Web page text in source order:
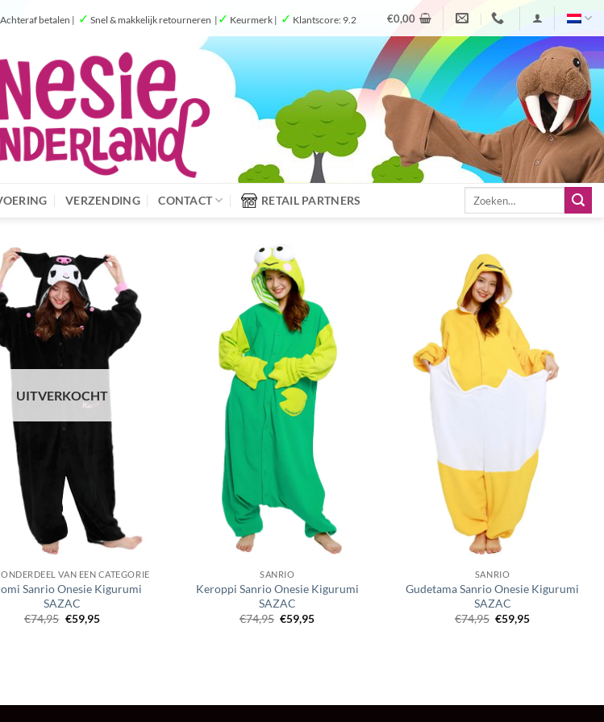
Achteraf betalen | ✓ Snel & makkelijk retourneren | ✓ Keurmerk | ✓ Klantscore: 9.2 €0,00
VERZENDING CONTACT RETAIL PARTNERS
UITVERKOCHT
VAN EEN CATEGORIE
Sanrio Onesie Kigurumi
SAZAC
€74,95 Oorspronkelijke
prijs
€59,95Huidige
SANRIO
Keroppi Sanrio Onesie Kigurumi
SAZAC
€74,95 Oorspronkelijke
prijs
€59,95Huidige
SANRIO
Gudetama Sanrio Onesie Kigurumi
SAZAC
€74,95 Oorspronkelijke
prijs
€59,95Huidige